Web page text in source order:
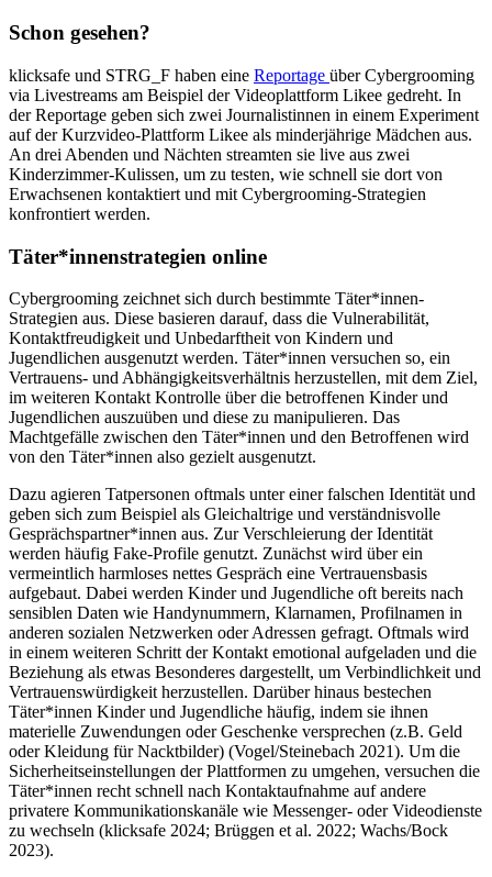
Schon gesehen?
klicksafe und STRG_F haben eine Reportage über Cybergrooming
via Livestreams am Beispiel der Videoplattform Likee gedreht. In
der Reportage geben sich zwei Journalistinnen in einem Experiment
auf der Kurzvideo-Plattform Likee als minderjährige Mädchen aus.
An drei Abenden und Nächten streamten sie live aus zwei
Kinderzimmer-Kulissen, um zu testen, wie schnell sie dort von
Erwachsenen kontaktiert und mit Cybergrooming-Strategien
konfrontiert werden.
Täter*innenstrategien online
Cybergrooming zeichnet sich durch bestimmte Täter*innen-
Strategien aus. Diese basieren darauf, dass die Vulnerabilität,
Kontaktfreudigkeit und Unbedarftheit von Kindern und
Jugendlichen ausgenutzt werden. Täter*innen versuchen so, ein
Vertrauens- und Abhängigkeitsverhältnis herzustellen, mit dem Ziel,
im weiteren Kontakt Kontrolle über die betroffenen Kinder und
Jugendlichen auszuüben und diese zu manipulieren. Das
Machtgefälle zwischen den Täter*innen und den Betroffenen wird
von den Täter*innen also gezielt ausgenutzt.
Dazu agieren Tatpersonen oftmals unter einer falschen Identität und
geben sich zum Beispiel als Gleichaltrige und verständnisvolle
Gesprächspartner*innen aus. Zur Verschleierung der Identität
werden häufig Fake-Profile genutzt. Zunächst wird über ein
vermeintlich harmloses nettes Gespräch eine Vertrauensbasis
aufgebaut. Dabei werden Kinder und Jugendliche oft bereits nach
sensiblen Daten wie Handynummern, Klarnamen, Profilnamen in
anderen sozialen Netzwerken oder Adressen gefragt. Oftmals wird
in einem weiteren Schritt der Kontakt emotional aufgeladen und die
Beziehung als etwas Besonderes dargestellt, um Verbindlichkeit und
Vertrauenswürdigkeit herzustellen. Darüber hinaus bestechen
Täter*innen Kinder und Jugendliche häufig, indem sie ihnen
materielle Zuwendungen oder Geschenke versprechen (z.B. Geld
oder Kleidung für Nacktbilder) (Vogel/Steinebach 2021). Um die
Sicherheitseinstellungen der Plattformen zu umgehen, versuchen die
Täter*innen recht schnell nach Kontaktaufnahme auf andere
privatere Kommunikationskanäle wie Messenger- oder Videodienste
zu wechseln (klicksafe 2024; Brüggen et al. 2022; Wachs/Bock
2023).